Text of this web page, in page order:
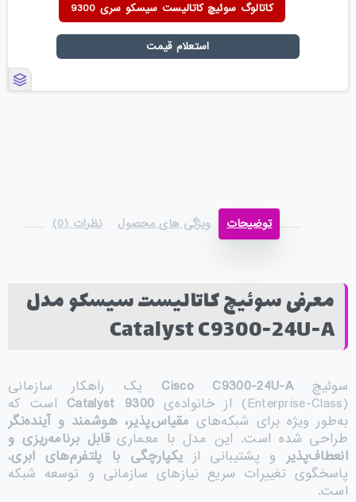
کاتالوگ سوئیچ کاتالیست سیسکو سری 9300
استعلام قیمت
توضیحات ویژگی های محصول نظرات (0)
معرفی سوئیچ کاتالیست سیسکو مدل
Catalyst C9300-24U-A
سوئیچCisco C9300-24U-A یک راهکار سازمانی
(Enterprise-Class) از خانواده‌ی
Catalyst 9300 است که
به‌طور ویژه برای شبکه‌های مقیاس‌پذیر، هوشمند و آینده‌نگر
طراحی شده است. این مدل با معماریقابل برنامه‌ریزی و
انعطاف‌پذیر و پشتیبانی از یکپارچگی با پلتفرم‌های ابری،
پاسخگوی تغییرات سریع نیازهای سازمانی و توسعه شبکه
است.